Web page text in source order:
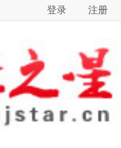
登录 注册